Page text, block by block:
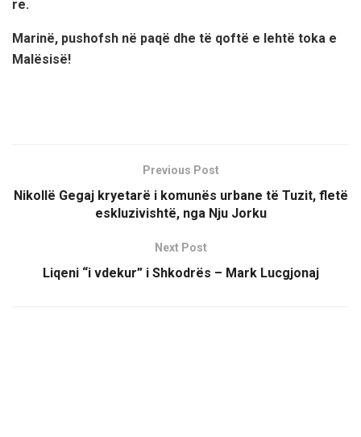
re.
Marinë, pushofsh në paqë dhe të qoftë e lehtë toka e
Malësisë!
Previous Post
Nikollë Gegaj kryetarë i komunës urbane të Tuzit, fletë
eskluzivishtë, nga Nju Jorku
Next Post
Liqeni “i vdekur” i Shkodrës – Mark Lucgjonaj